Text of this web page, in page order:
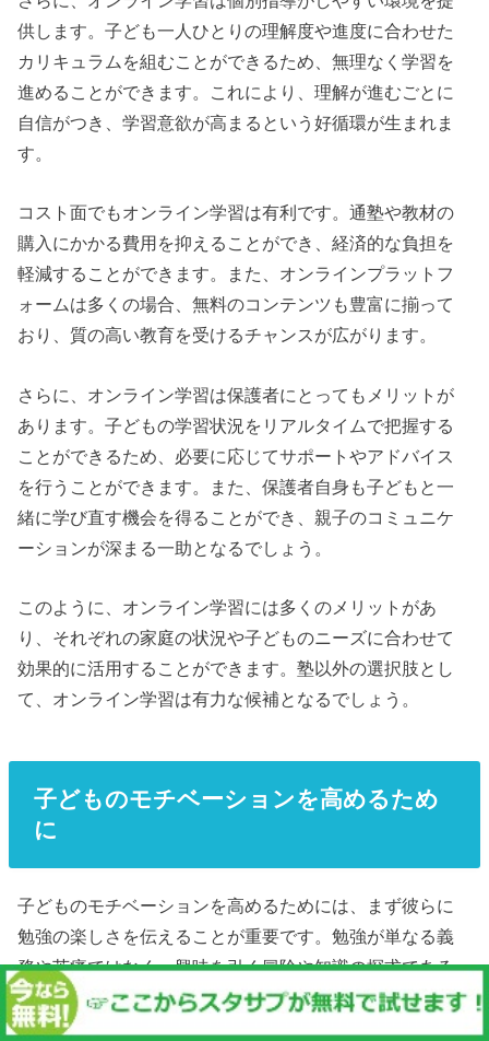
供します。子ども一人ひとりの理解度や進度に合わせた
カリキュラムを組むことができるため、無理なく学習を
進めることができます。これにより、理解が進むごとに
自信がつき、学習意欲が高まるという好循環が生まれま
す。
コスト面でもオンライン学習は有利です。通塾や教材の
購入にかかる費用を抑えることができ、経済的な負担を
軽減することができます。また、オンラインプラットフ
ォームは多くの場合、無料のコンテンツも豊富に揃って
おり、質の高い教育を受けるチャンスが広がります。
さらに、オンライン学習は保護者にとってもメリットが
あります。子どもの学習状況をリアルタイムで把握する
ことができるため、必要に応じてサポートやアドバイス
を行うことができます。また、保護者自身も子どもと一
緒に学び直す機会を得ることができ、親子のコミュニケ
ーションが深まる一助となるでしょう。
このように、オンライン学習には多くのメリットがあ
り、それぞれの家庭の状況や子どものニーズに合わせて
効果的に活用することができます。塾以外の選択肢とし
て、オンライン学習は有力な候補となるでしょう。
子どものモチベーションを高めるため
に
子どものモチベーションを高めるためには、まず彼らに
勉強の楽しさを伝えることが重要です。勉強が単なる義
務や苦痛ではなく、興味を引く冒険や知識の探求である
と感じさせることで、自然と自発的に学びたいという気
持ちが芽生えます。例えば、子どもの興味関心に合わせ